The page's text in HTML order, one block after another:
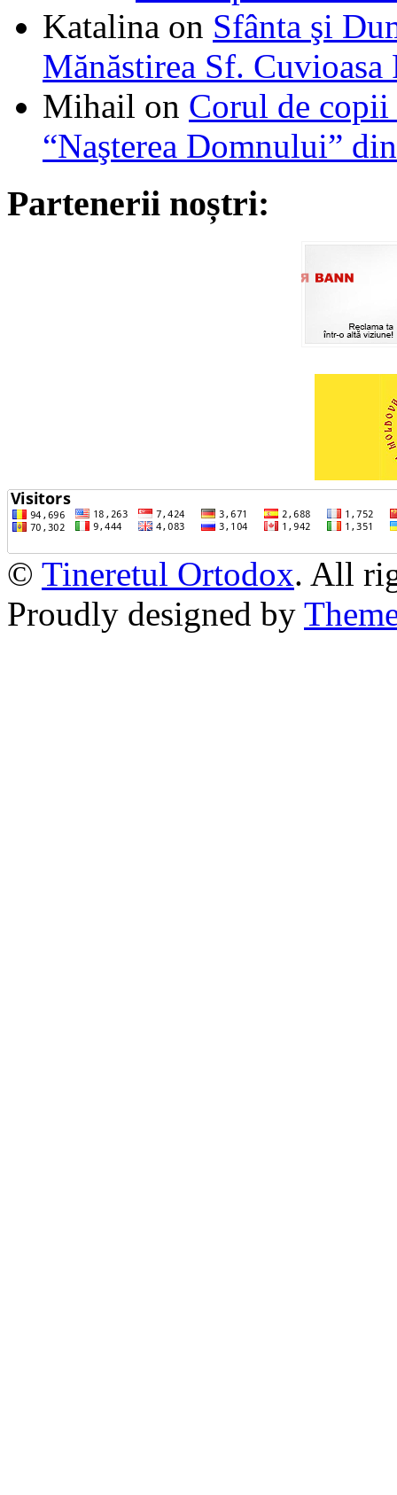
Katalina on Sfânta şi
Mănăstirea Sf. Cuvioasa
Mihail on Corul de
“Naşterea Domnului”
Partenerii noștri:
© Tineretul Ortodox. All
Proudly designed by